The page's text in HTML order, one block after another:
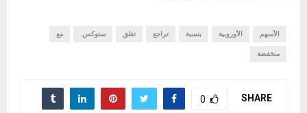
الأسهم الأوروبية بنسبة تراجع تغلق ستوكس. مع
منخفضة
SHARE
0